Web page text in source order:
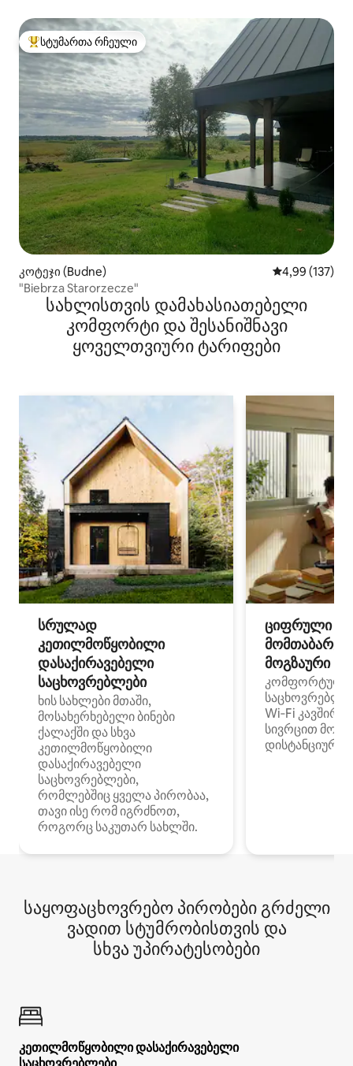
სტუმართა რჩეული მოწინავე ვარიანტი
სტუმართა რჩეული
კოტეჯი (Budne) საშუალო
4,99 (137)
"Biebrza Starorzecze"
სახლისთვის დამახასიათებელი
კომფორტი და შესანიშნავი
ყოველთვიური ტარიფები
სრულად
კეთილმოწყობილი
დასაქირავებელი
საცხოვრებლები
ხის სახლები მთაში,
მოსახერხებელი ბინები
ქალაქში და სხვა
კეთილმოწყობილი
დასაქირავებელი
საცხოვრებლები,
რომლებშიც ყველა პირობაა,
თავი ისე რომ იგრძნოთ,
როგორც საკუთარ სახლში.
ციფრული
მოგზაური
კომფორტული
Wi‑Fi
სივრცით
დისტანციური
საყოფაცხოვრებო პირობები გრძელი
ვადით სტუმრობისთვის და
სხვა უპირატესობები
კეთილმოწყობილი დასაქირავებელი